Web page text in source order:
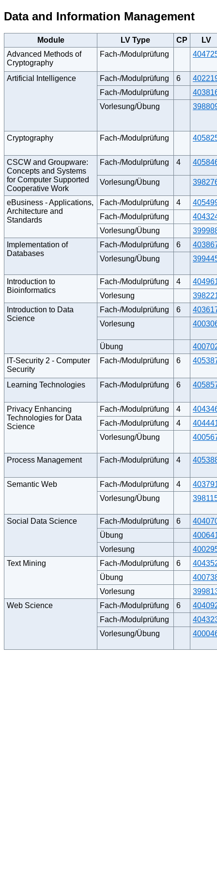
Data and Information Management
Module LV Type CP
LV
Advanced Methods of
Cryptography
Fach-/Modulprüfung
Artificial Intelligence Fach-/Modulprüfung 6
Fach-/Modulprüfung
Vorlesung/Übung
Cryptography Fach-/Modulprüfung
CSCW and Groupware:
Concepts and Systems
for Computer Supported
Cooperative Work
Fach-/Modulprüfung 4
Vorlesung/Übung
eBusiness - Applications,
Architecture and
Standards
Fach-/Modulprüfung 4
Fach-/Modulprüfung
Vorlesung/Übung
Implementation of
Databases
Fach-/Modulprüfung 6
Vorlesung/Übung
Introduction to
Bioinformatics
Fach-/Modulprüfung 4
Vorlesung
Introduction to Data
Science
Fach-/Modulprüfung 6
Vorlesung
Übung
IT-Security 2 - Computer
Security
Fach-/Modulprüfung 6
Learning Technologies Fach-/Modulprüfung 6
Privacy Enhancing
Technologies for Data
Science
Fach-/Modulprüfung 4
Fach-/Modulprüfung
4
Vorlesung/Übung
Process Management Fach-/Modulprüfung 4
Semantic Web Fach-/Modulprüfung 4
Vorlesung/Übung
Social Data Science Fach-/Modulprüfung 6
Übung
Vorlesung
Text Mining
Fach-/Modulprüfung 6
Übung
Vorlesung
Web Science
Fach-/Modulprüfung 6
Fach-/Modulprüfung
Vorlesung/Übung